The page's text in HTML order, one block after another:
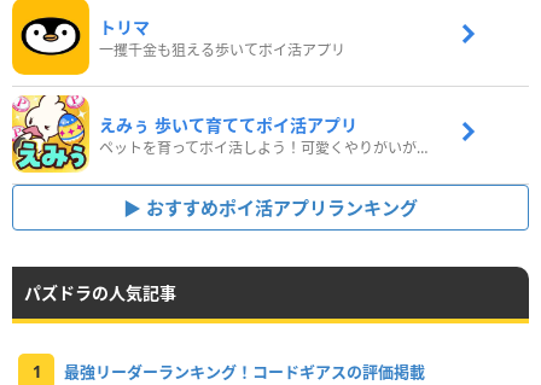
トリマ
一攫千金も狙える歩いてポイ活アプリ
えみぅ 歩いて育ててポイ活アプリ
ペットを育ってポイ活しよう！可愛くやりがいがある新感覚アプリ
おすすめポイ活アプリランキング
パズドラの人気記事
1 最強リーダーランキング！コードギアスの評価掲載